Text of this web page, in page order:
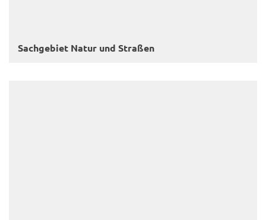
Sach­ge­biet Natur und Stra­ßen